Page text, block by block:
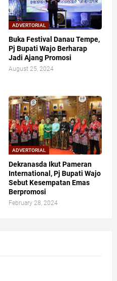
ADVERTORIAL
Buka Festival Danau Tempe,
Pj Bupati Wajo Berharap
Jadi Ajang Promosi
August 25, 2024
ADVERTORIAL
Dekranasda Ikut Pameran
International, Pj Bupati Wajo
Sebut Kesempatan Emas
Berpromosi
February 28, 2024